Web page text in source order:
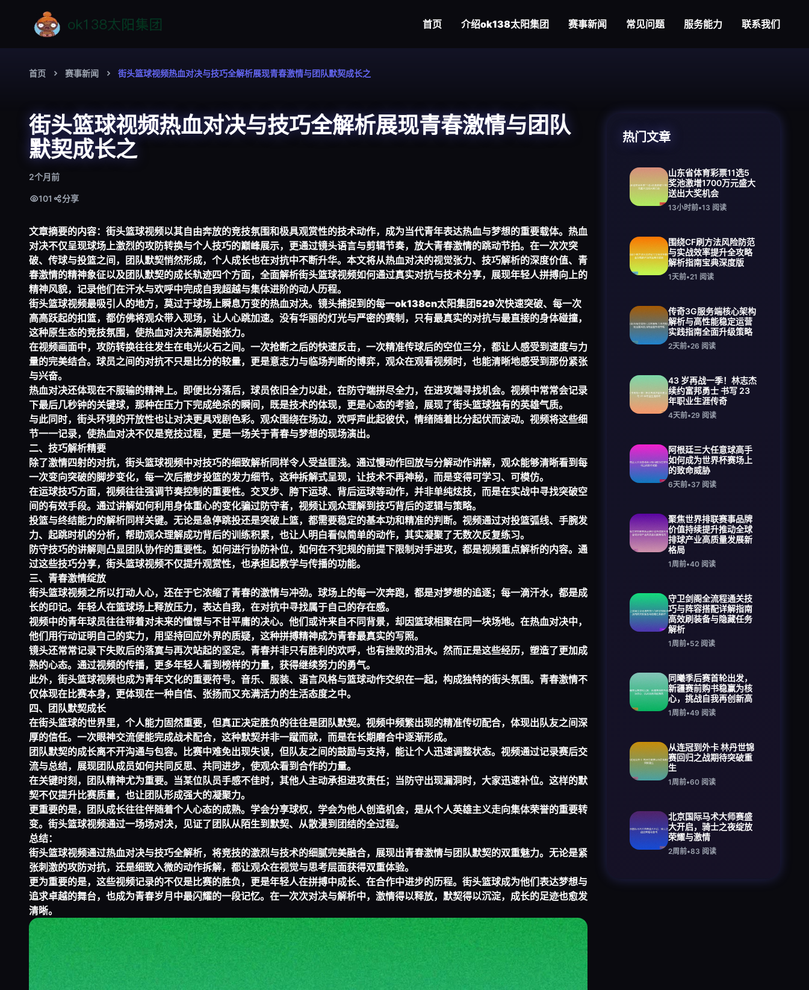
首页 介绍ok138太阳集团 赛事新闻 常见问题 服务能力 联系我们
首页 赛事新闻 街头篮球视频热血对决与技巧全解析展现青春激情与团队默契成长之
街头篮球视频热血对决与技巧全解析展现青春激情与团队
默契成长之
2个月前
101 分享
文章摘要的内容：街头篮球视频以其自由奔放的竞技氛围和极具观赏性的技术动作，成为当代青年表达热血与梦想的重要载体。热血
对决不仅呈现球场上激烈的攻防转换与个人技巧的巅峰展示，更通过镜头语言与剪辑节奏，放大青春激情的跳动节拍。在一次次突
破、传球与投篮之间，团队默契悄然形成，个人成长也在对抗中不断升华。本文将从热血对决的视觉张力、技巧解析的深度价值、青
春激情的精神象征以及团队默契的成长轨迹四个方面，全面解析街头篮球视频如何通过真实对抗与技术分享，展现年轻人拼搏向上的
精神风貌，记录他们在汗水与欢呼中完成自我超越与集体进阶的动人历程。
街头篮球视频最吸引人的地方，莫过于球场上瞬息万变的热血对决。镜头捕捉到的每一ok138cn太阳集团529次快速突破、每一次
高高跃起的扣篮，都仿佛将观众带入现场，让人心跳加速。没有华丽的灯光与严密的赛制，只有最真实的对抗与最直接的身体碰撞，
这种原生态的竞技氛围，使热血对决充满原始张力。
在视频画面中，攻防转换往往发生在电光火石之间。一次抢断之后的快速反击，一次精准传球后的空位三分，都让人感受到速度与力
量的完美结合。球员之间的对抗不只是比分的较量，更是意志力与临场判断的博弈，观众在观看视频时，也能清晰地感受到那份紧张
与兴奋。
热血对决还体现在不服输的精神上。即便比分落后，球员依旧全力以赴，在防守端拼尽全力，在进攻端寻找机会。视频中常常会记录
下最后几秒钟的关键球，那种在压力下完成绝杀的瞬间，既是技术的体现，更是心态的考验，展现了街头篮球独有的英雄气质。
与此同时，街头环境的开放性也让对决更具戏剧色彩。观众围绕在场边，欢呼声此起彼伏，情绪随着比分起伏而波动。视频将这些细
节一一记录，使热血对决不仅是竞技过程，更是一场关于青春与梦想的现场演出。
二、技巧解析精要
除了激情四射的对抗，街头篮球视频中对技巧的细致解析同样令人受益匪浅。通过慢动作回放与分解动作讲解，观众能够清晰看到每
一次变向突破的脚步变化，每一次后撤步投篮的发力细节。这种拆解式呈现，让技术不再神秘，而是变得可学习、可模仿。
在运球技巧方面，视频往往强调节奏控制的重要性。交叉步、胯下运球、背后运球等动作，并非单纯炫技，而是在实战中寻找突破空
间的有效手段。通过讲解如何利用身体重心的变化骗过防守者，视频让观众理解到技巧背后的逻辑与策略。
投篮与终结能力的解析同样关键。无论是急停跳投还是突破上篮，都需要稳定的基本功和精准的判断。视频通过对投篮弧线、手腕发
力、起跳时机的分析，帮助观众理解成功背后的训练积累，也让人明白看似简单的动作，其实凝聚了无数次反复练习。
防守技巧的讲解则凸显团队协作的重要性。如何进行协防补位，如何在不犯规的前提下限制对手进攻，都是视频重点解析的内容。通
过这些技巧分享，街头篮球视频不仅提升观赏性，也承担起教学与传播的功能。
三、青春激情绽放
街头篮球视频之所以打动人心，还在于它浓缩了青春的激情与冲劲。球场上的每一次奔跑，都是对梦想的追逐；每一滴汗水，都是成
长的印记。年轻人在篮球场上释放压力，表达自我，在对抗中寻找属于自己的存在感。
视频中的青年球员往往带着对未来的憧憬与不甘平庸的决心。他们或许来自不同背景，却因篮球相聚在同一块场地。在热血对决中，
他们用行动证明自己的实力，用坚持回应外界的质疑，这种拼搏精神成为青春最真实的写照。
镜头还常常记录下失败后的落寞与再次站起的坚定。青春并非只有胜利的欢呼，也有挫败的泪水。然而正是这些经历，塑造了更加成
熟的心态。通过视频的传播，更多年轻人看到榜样的力量，获得继续努力的勇气。
此外，街头篮球视频也成为青年文化的重要符号。音乐、服装、语言风格与篮球动作交织在一起，构成独特的街头氛围。青春激情不
仅体现在比赛本身，更体现在一种自信、张扬而又充满活力的生活态度之中。
四、团队默契成长
在街头篮球的世界里，个人能力固然重要，但真正决定胜负的往往是团队默契。视频中频繁出现的精准传切配合，体现出队友之间深
厚的信任。一次眼神交流便能完成战术配合，这种默契并非一蹴而就，而是在长期磨合中逐渐形成。
团队默契的成长离不开沟通与包容。比赛中难免出现失误，但队友之间的鼓励与支持，能让个人迅速调整状态。视频通过记录赛后交
流与总结，展现团队成员如何共同反思、共同进步，使观众看到合作的力量。
在关键时刻，团队精神尤为重要。当某位队员手感不佳时，其他人主动承担进攻责任；当防守出现漏洞时，大家迅速补位。这样的默
契不仅提升比赛质量，也让团队形成强大的凝聚力。
更重要的是，团队成长往往伴随着个人心态的成熟。学会分享球权，学会为他人创造机会，是从个人英雄主义走向集体荣誉的重要转
变。街头篮球视频通过一场场对决，见证了团队从陌生到默契、从散漫到团结的全过程。
总结：
街头篮球视频通过热血对决与技巧全解析，将竞技的激烈与技术的细腻完美融合，展现出青春激情与团队默契的双重魅力。无论是紧
张刺激的攻防对抗，还是细致入微的动作拆解，都让观众在视觉与思考层面获得双重体验。
更为重要的是，这些视频记录的不仅是比赛的胜负，更是年轻人在拼搏中成长、在合作中进步的历程。街头篮球成为他们表达梦想与
追求卓越的舞台，也成为青春岁月中最闪耀的一段记忆。在一次次对决与解析中，激情得以释放，默契得以沉淀，成长的足迹也愈发
清晰。
热门文章
山东省体育彩票11选5
奖池激增1700万元盛大
送出大奖机会
13小时前•13 阅读
围绕CF刷方法风险防范
与实战效率提升全攻略
解析指南宝典深度版
1天前•21 阅读
传奇3G服务端核心架构
解析与高性能稳定运营
实践指南全面升级策略
2天前•26 阅读
43 岁再战一季！林志杰
续约富邦勇士 书写 23
年职业生涯传奇
4天前•29 阅读
阿根廷三大任意球高手
如何成为世界杯赛场上
的致命威胁
6天前•37 阅读
聚焦世界排联赛事品牌
价值持续提升推动全球
排球产业高质量发展新
格局
1周前•40 阅读
守卫剑阁全流程通关技
巧与阵容搭配详解指南
高效刷装备与隐藏任务
解析
1周前•52 阅读
同曦季后赛首轮出发，
新疆赛前购书稳赢为核
心，挑战自我再创新高
1周前•49 阅读
从连冠到外卡 林丹世锦
赛回归之战期待突破重
生
1周前•60 阅读
北京国际马术大师赛盛
大开启，骑士之夜绽放
荣耀与激情
2周前•83 阅读